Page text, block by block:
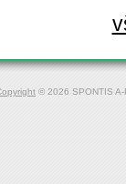
© 2026 SPONTIS